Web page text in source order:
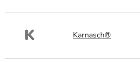
K Karnasch®